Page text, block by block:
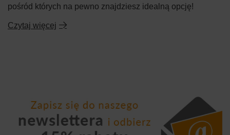
pośród których na pewno znajdziesz idealną opcję!
Czytaj więcej